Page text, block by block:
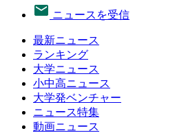
ニュースを受信
最新ニュース
ランキング
大学ニュース
小中高ニュース
大学発ベンチャー
ニュース特集
動画ニュース